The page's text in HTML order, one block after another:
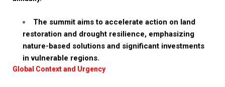
The summit aims to accelerate action on land
restoration and drought resilience, emphasizing
nature-based solutions and significant investments
in vulnerable regions.
Global Context and Urgency